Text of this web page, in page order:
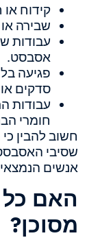
קידוח
שבירה
עבודות
אסבסט.
פגיעה
סדקים או
עבודות
חומרי
חשוב להבין
שסיבי
אנשים
האם
מסוכן?